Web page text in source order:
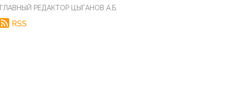
ГЛАВНЫЙ РЕДАКТОР ЦЫГАНОВ А.Б.
RSS